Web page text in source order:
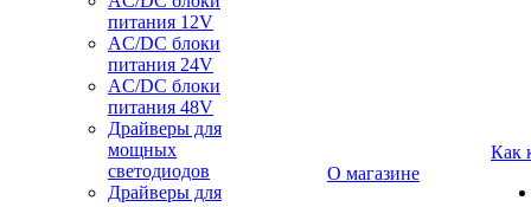
питания 12V
AC/DC блоки
питания 24V
AC/DC блоки
питания 48V
Драйверы для
мощных
светодиодов
Драйверы для
О магазине
Как